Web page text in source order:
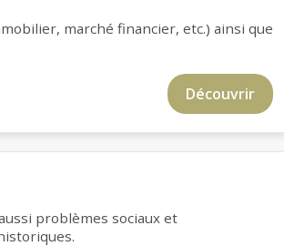
marché financier, etc.) ainsi que
Découvrir
problèmes sociaux et